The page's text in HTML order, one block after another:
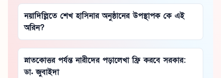
নয়াদিল্লিতে শেখ হাসিনার অনুষ্ঠানের উপস্থাপক কে এই
অরিন?
স্নাতকোত্তর পর্যন্ত নারীদের পড়ালেখা ফ্রি করবে সরকার:
ডা. জুবাইদা